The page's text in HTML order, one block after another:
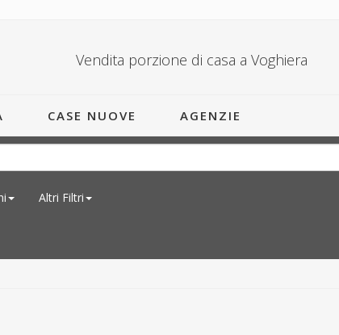
Vendita porzione di casa a Voghiera
CASE NUOVE AGENZIE
Altri Filtri